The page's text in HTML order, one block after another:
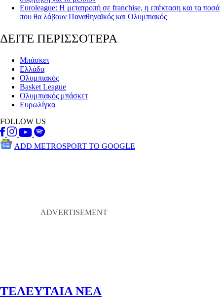
Euroleague: Η μετατροπή σε franchise, η επέκταση και τα ποσά
που θα λάβουν Παναθηναϊκός και Ολυμπιακός
ΔΕΙΤΕ ΠΕΡΙΣΣΟΤΕΡΑ
Μπάσκετ
Ελλάδα
Ολυμπιακός
Basket League
Ολυμπιακός μπάσκετ
Ευρωλίγκα
FOLLOW US
ADD METROSPORT TO GOOGLE
ΤΕΛΕΥΤΑΙΑ ΝΕΑ